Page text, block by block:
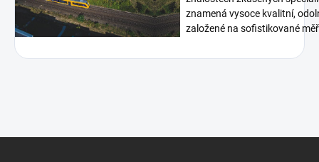
znamená vysoce kvalitní,
založené na sofistikované